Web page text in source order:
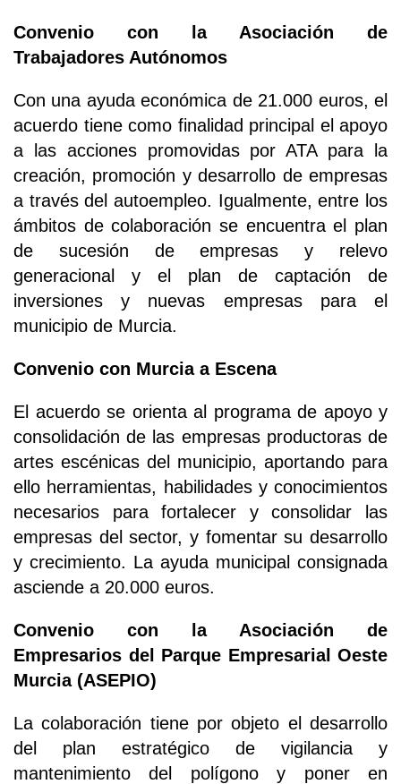
Convenio con la Asociación de
Trabajadores Autónomos
Con una ayuda económica de 21.000 euros, el
acuerdo tiene como finalidad principal el apoyo
a las acciones promovidas por ATA para la
creación, promoción y desarrollo de empresas
a través del autoempleo. Igualmente, entre los
ámbitos de colaboración se encuentra el plan
de sucesión de empresas y relevo
generacional y el plan de captación de
inversiones y nuevas empresas para el
municipio de Murcia.
Convenio con Murcia a Escena
El acuerdo se orienta al programa de apoyo y
consolidación de las empresas productoras de
artes escénicas del municipio, aportando para
ello herramientas, habilidades y conocimientos
necesarios para fortalecer y consolidar las
empresas del sector, y fomentar su desarrollo
y crecimiento. La ayuda municipal consignada
asciende a 20.000 euros.
Convenio con la Asociación de
Empresarios del Parque Empresarial Oeste
Murcia (ASEPIO)
La colaboración tiene por objeto el desarrollo
del plan estratégico de vigilancia y
mantenimiento del polígono y poner en